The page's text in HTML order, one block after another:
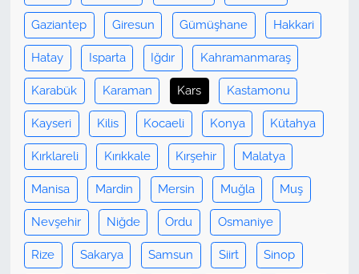
Gaziantep Giresun Gümüşhane Hakkari
Hatay Isparta Iğdır Kahramanmaraş
Karabük Karaman Kars Kastamonu
Kayseri Kilis Kocaeli Konya Kütahya
Kırklareli Kırıkkale Kırşehir Malatya
Manisa Mardin Mersin Muğla Muş
Nevşehir Niğde Ordu Osmaniye
Rize Sakarya Samsun Siirt Sinop